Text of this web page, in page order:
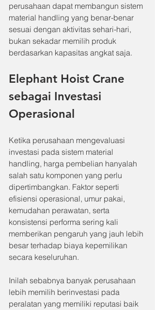
perusahaan dapat membangun sistem
material handling yang benar-benar
sesuai dengan aktivitas sehari-hari,
bukan sekadar memilih produk
berdasarkan kapasitas angkat saja.
Elephant Hoist Crane
sebagai Investasi
Operasional
Ketika perusahaan mengevaluasi
investasi pada sistem material
handling, harga pembelian hanyalah
salah satu komponen yang perlu
dipertimbangkan. Faktor seperti
efisiensi operasional, umur pakai,
kemudahan perawatan, serta
konsistensi performa sering kali
memberikan pengaruh yang jauh lebih
besar terhadap biaya kepemilikan
secara keseluruhan.
Inilah sebabnya banyak perusahaan
lebih memilih berinvestasi pada
peralatan yang memiliki reputasi baik